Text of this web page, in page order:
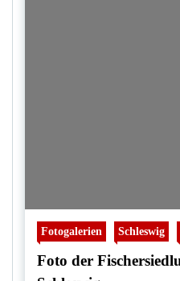
Fotogalerien Schleswig
Foto der